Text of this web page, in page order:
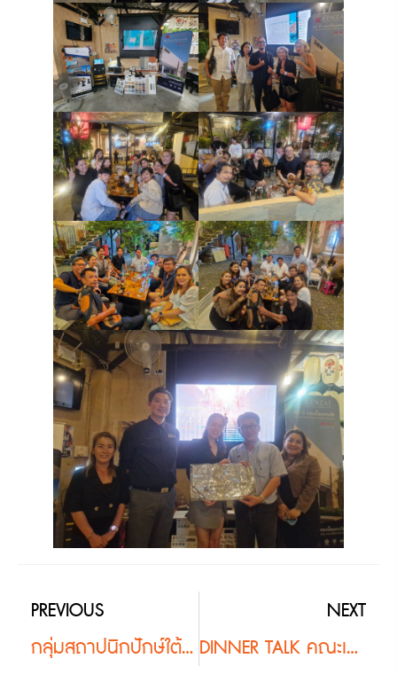
PREVIOUS
กลุ่มสถาปนิกปักษ์ใต้จัดโครงการทัศนศึกษาต่างประเทศ ประจำปี พ.ศ. 2567
NEXT
DINNER TALK คณะเจ้าหน้าที่จากมหาวิทยาลัยมหาสารคาม